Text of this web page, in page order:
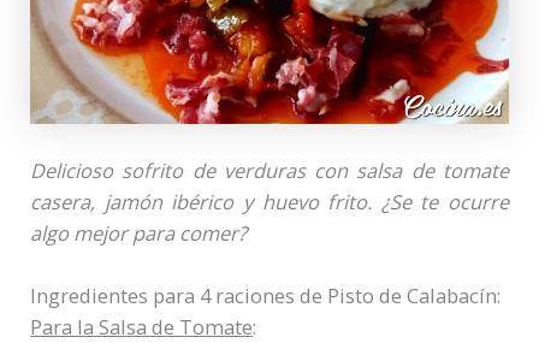
Delicioso sofrito de verduras con salsa de tomate
casera, jamón ibérico y huevo frito. ¿Se te ocurre
algo mejor para comer?
Ingredientes para 4 raciones de Pisto de Calabacín:
Para la Salsa de Tomate: